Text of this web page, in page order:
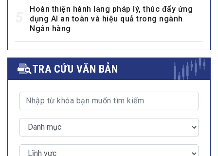
Hoàn thiện hành lang pháp lý, thúc đẩy ứng
dụng AI an toàn và hiệu quả trong ngành
Ngân hàng
TRA CỨU VĂN BẢN